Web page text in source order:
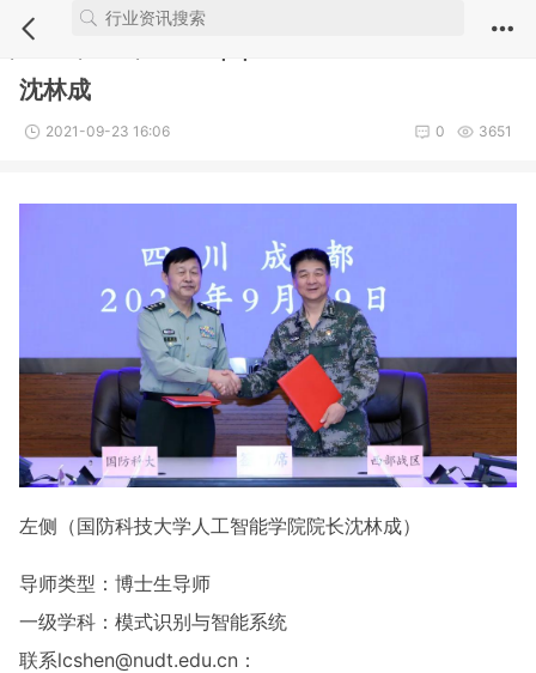
Notice : Undefined index: comment_module in
/webdata/new.iuvs.c
沈林成
2021-09-23 16:06 3651
0
左侧（国防科技大学人工智能学院院长沈林成）
导师类型：博士生导师
一级学科：模式识别与智能系统
联系lcshen@nudt.edu.cn：